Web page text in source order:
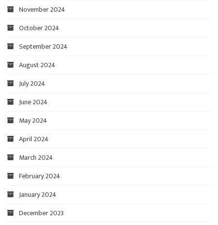
November 2024
October 2024
September 2024
August 2024
July 2024
June 2024
May 2024
April 2024
March 2024
February 2024
January 2024
December 2023